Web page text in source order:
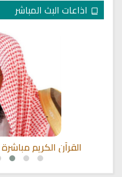
اذاعات البث المباشر
القرآن الكريم